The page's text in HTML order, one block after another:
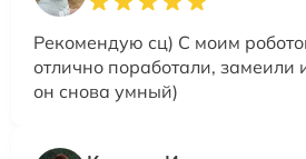
Рекомендую сц) С моим
отлично поработали, замеили
он снова умный)